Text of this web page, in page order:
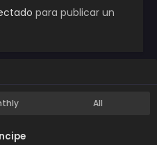
para publicar un
All